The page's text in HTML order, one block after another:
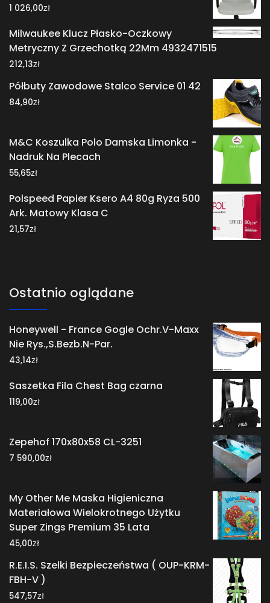
1 026,00zł
Milwaukee Klucz Płasko-Oczkowy
Metryczny Z Grzechotką 22Mm 4932471515
212,13zł
Półbuty Zawodowe Stalco Service 01 42
84,90zł
M&C Koszulka Polo Damska Limonka -
Nadruk Na Plecach
55,65zł
Polspeed Papier Ksero A4 80g Ryza 500
Ark. Matowy Klasa C
21,57zł
Ostatnio oglądane
Honeywell - France Gogle Ochr.V-Maxx
Nie Rys.,S.Bezb.N-Par.
43,14zł
Saszetka Fila Chest Bag czarna
119,00zł
Zepehof 170x80x58 CL-3251
7 590,00zł
My Other Me Maska Higieniczna
Materiałowa Wielokrotnego Użytku
Super Zings Premium 35 Lata
45,00zł
R.E.I.S. Szelki Bezpieczeństwa ( OUP-KRM-
FBH-V )
547,57zł